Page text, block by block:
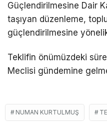
Güçlendirilmesine Dair
taşıyan düzenleme,
güçlendirilmesine
Teklifin önümüzdeki
Meclisi gündemine
NUMAN KURTULMUŞ